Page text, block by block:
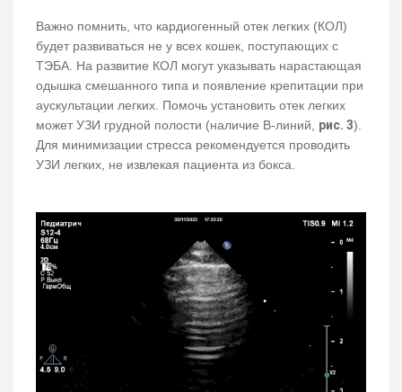
Важно помнить, что кардиогенный отек легких (КОЛ)
будет развиваться не у всех кошек, поступающих с
ТЭБА. На развитие КОЛ могут указывать нарастающая
одышка смешанного типа и появление крепитации при
аускультации легких. Помочь установить отек легких
может УЗИ грудной полости (наличие В-линий, рис. 3).
Для минимизации стресса рекомендуется проводить
УЗИ легких, не извлекая пациента из бокса.